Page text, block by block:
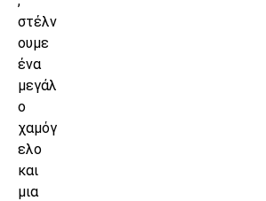
στέλν
ουμε
ένα
μεγάλ
ο
χαμόγ
ελο
και
μια